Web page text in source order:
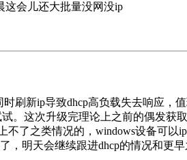
这会儿还大批量没网没ip
刷新ip导致dhcp高负载失去响应
。这次升级完理论上之前的偶发
了之类情况的，windows设备可以
，明天会继续跟进dhcp的情况和